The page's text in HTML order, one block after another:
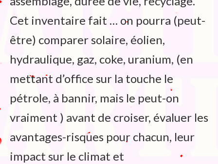
Cet inventaire fait … on pourra (peut-
être) comparer solaire, éolien,
hydraulique, gaz, coke, uranium, (en
mettant d’office sur la touche le
pétrole, à bannir, mais le peut-on
vraiment ) avant de croiser, évaluer les
avantages-risques pour chacun, leur
impact sur le climat et